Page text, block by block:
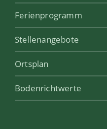
Ferienprogramm
Stellenangebote
Ortsplan
Bodenrichtwerte